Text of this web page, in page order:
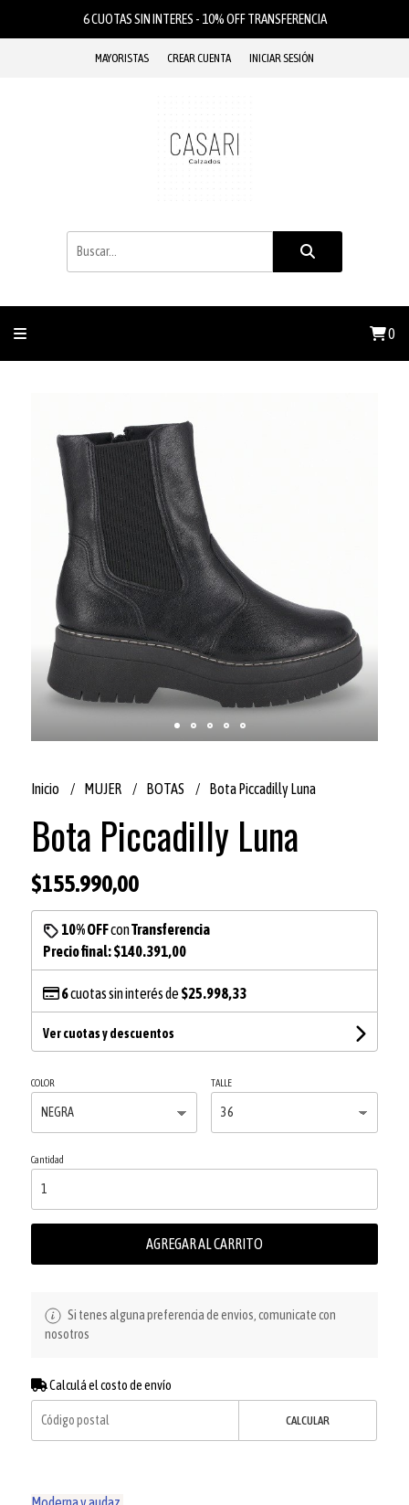
6 CUOTAS SIN INTERES - 10% OFF TRANSFERENCIA
MAYORISTAS CREAR CUENTA INICIAR SESIÓN
0
Inicio MUJER BOTAS Bota Piccadilly Luna
Bota Piccadilly Luna
$155.990,00
10% OFFconTransferencia
Precio final:$140.391,00
6cuotas sin interés de $25.998,33
Ver cuotas y descuentos
COLOR TALLE
Cantidad
AGREGAR AL CARRITO
Si tenes alguna preferencia de envios, comunicate con
nosotros
Calculá el costo de envío
CALCULAR